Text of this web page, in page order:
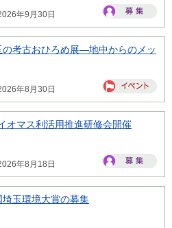
年9月30日
の考古おひろめ展―地中からのメッ
年8月30日
オマス利活用推進研修会開催
年8月18日
玉環境大賞の募集